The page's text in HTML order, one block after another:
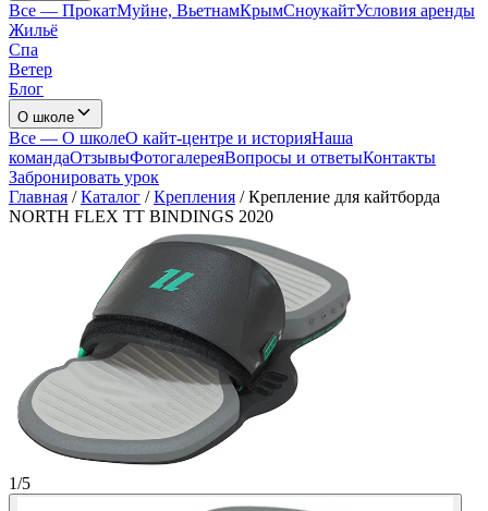
Все — ПрокатМуйне, ВьетнамКрымСноукайтУсловия аренды
Жильё
Спа
Ветер
Блог
О школе
Все — О школеО кайт-центре и историяНаша
командаОтзывыФотогалереяВопросы и ответыКонтакты
Забронировать урок
Главная /Каталог /Крепления /Крепление для кайтборда
NORTH FLEX TT BINDINGS 2020
1/5